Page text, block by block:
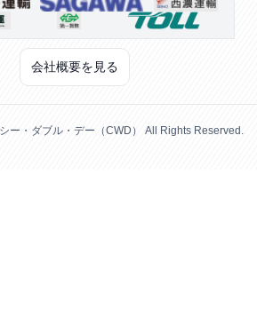
会社概要を見る
ー・ダブル・デー（CWD） All Rights Reserved.